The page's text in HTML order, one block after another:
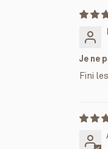
Je ne
Fini